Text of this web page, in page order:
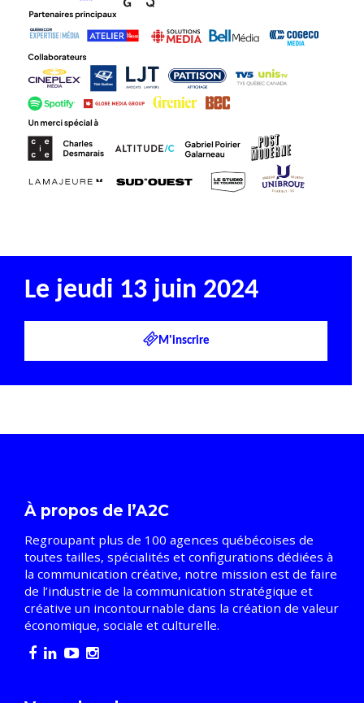
Le jeudi 13 juin 2024
M'inscrire
À propos de l’A2C
Regroupant plus de 100 agences québécoises de
toutes tailles, spécialités et configurations dédiées à
la communication créative, notre mission est de faire
de l’industrie de la communication stratégique et
créative un incontournable dans la création de valeur
économique, sociale et culturelle.